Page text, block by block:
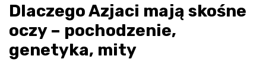
Dlaczego Azjaci mają skośne
oczy – pochodzenie,
genetyka, mity